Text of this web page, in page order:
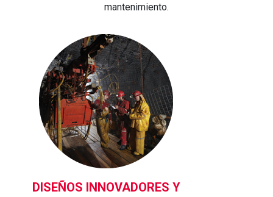
mantenimiento.
DISEÑOS INNOVADORES Y